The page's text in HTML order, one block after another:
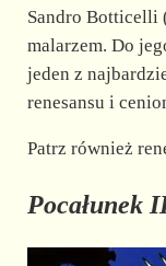
Sandro Botticelli
malarzem. Do
jeden z
renesansu i
Patrz również
Pocałunek